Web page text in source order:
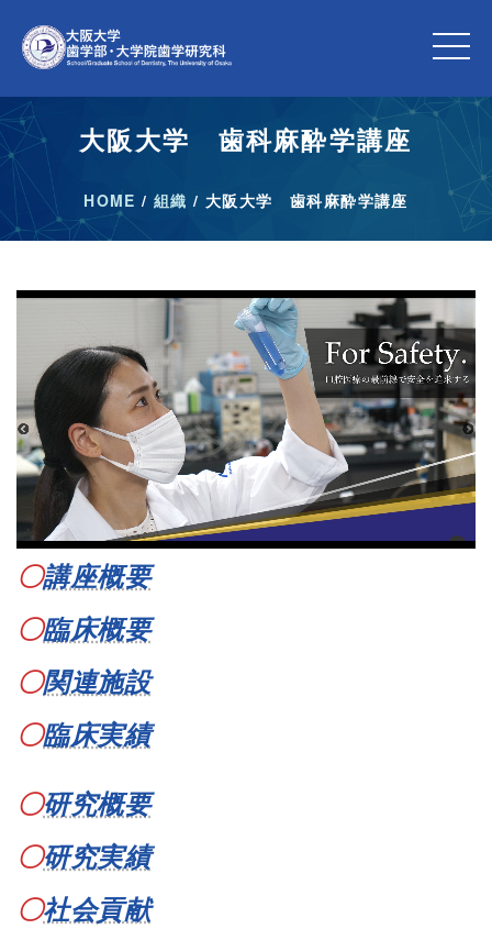
大阪大学 歯科麻酔学講座
HOME / 組織 / 大阪大学 歯科麻酔学講座
〇講座概要
〇臨床概要
〇関連施設
〇臨床実績
〇研究概要
〇研究実績
〇社会貢献